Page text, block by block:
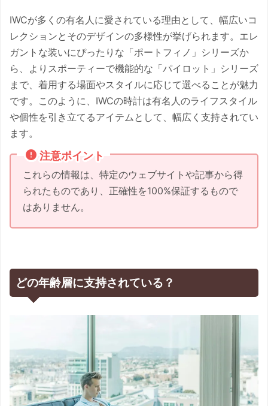
IWCが多くの有名人に愛されている理由として、幅広いコ
レクションとそのデザインの多様性が挙げられます。エレ
ガントな装いにぴったりな「ポートフィノ」シリーズか
ら、よりスポーティーで機能的な「パイロット」シリーズ
まで、着用する場面やスタイルに応じて選べることが魅力
です。このように、IWCの時計は有名人のライフスタイル
や個性を引き立てるアイテムとして、幅広く支持されてい
ます。
注意ポイント
これらの情報は、特定のウェブサイトや記事から得
られたものであり、正確性を100%保証するもので
はありません。
どの年齢層に支持されている？